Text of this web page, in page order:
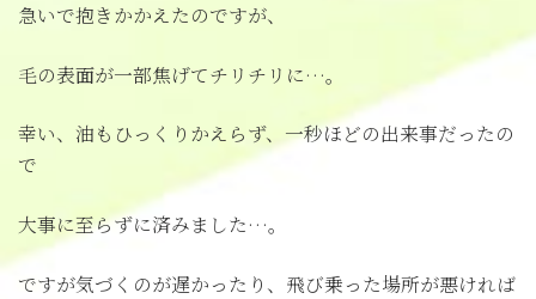
急いで抱きかかえたのですが、
毛の表面が一部焦げてチリチリに…。
幸い、油もひっくりかえらず、一秒ほどの出来事だったの
で
大事に至らずに済みました…。
ですが気づくのが遅かったり、飛び乗った場所が悪ければ